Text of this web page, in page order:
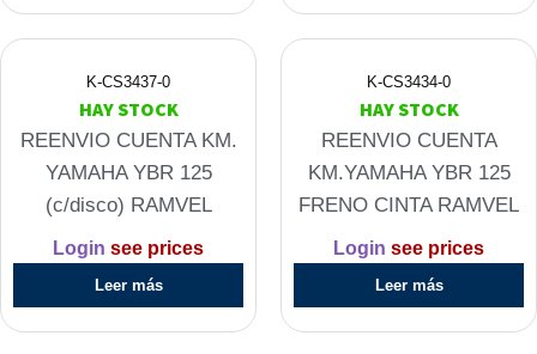
TORNILLO
RAMVEL
(GRANDE)
RAMVEL
K-CS3437-0
HAY STOCK
REENVIO CUENTA KM.
YAMAHA YBR 125
(c/disco) RAMVEL
Login see prices
Leer más
K-CS3434-0
HAY STOCK
REENVIO CUENTA
KM.YAMAHA YBR 125
FRENO CINTA RAMVEL
Login see prices
Leer más